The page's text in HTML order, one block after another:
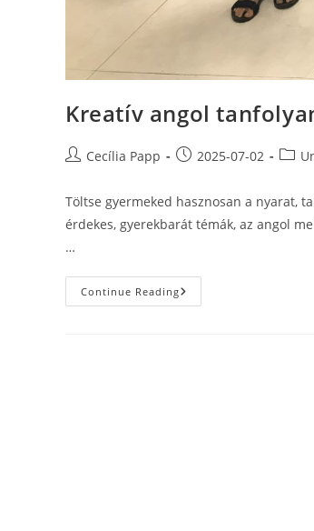
Kreatív angol
PostCecília Papp
Post2025-07-02
Post
Töltse gyermeked hasznosan a nyarat,
érdekes, gyerekbarát témák, az angol
…
Continue ReadingKreatív
Angol